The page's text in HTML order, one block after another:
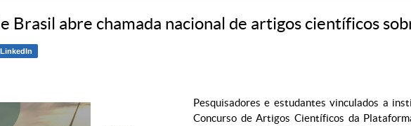
Brasil abre chamada nacional de artigos científicos
LinkedIn
Pesquisadores e estudantes vinculados a
Concurso de Artigos Científicos da